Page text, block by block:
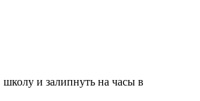
и залипнуть на часы в